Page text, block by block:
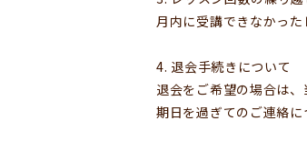
月内に受講できなかっ
4. 退会手続きについて
退会をご希望の場合は
期日を過ぎてのご連絡